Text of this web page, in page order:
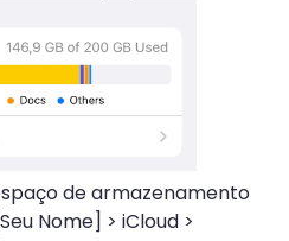
de armazenamento
Nome] > iCloud >